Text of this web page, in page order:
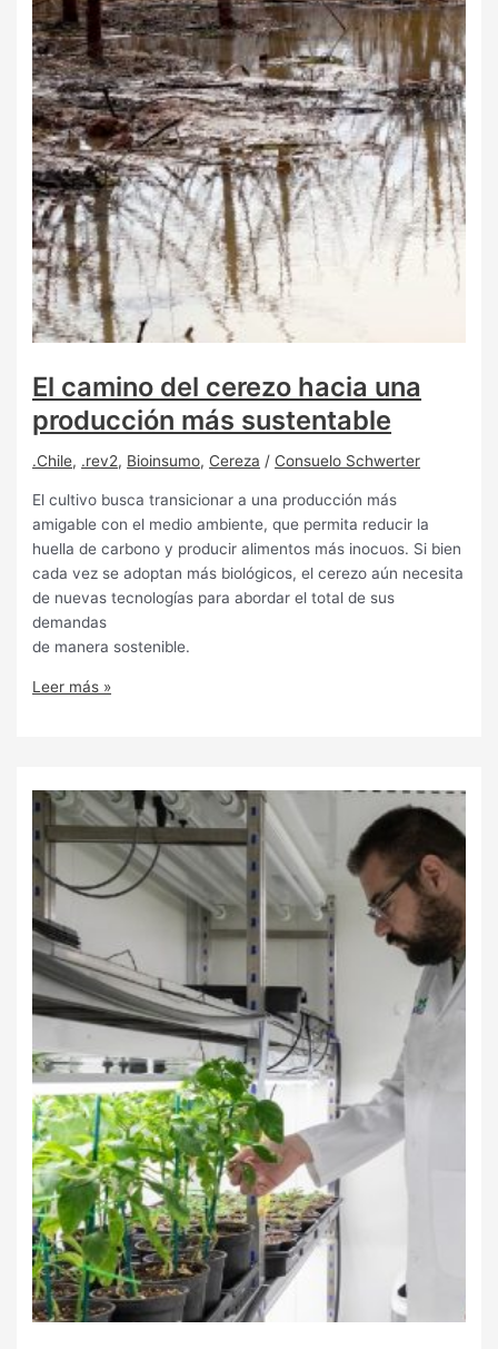
El camino del cerezo hacia una
producción más sustentable
.Chile, .rev2, Bioinsumo, Cereza / Consuelo Schwerter
El cultivo busca transicionar a una producción más
amigable con el medio ambiente, que permita reducir la
huella de carbono y producir alimentos más inocuos. Si bien
cada vez se adoptan más biológicos, el cerezo aún necesita
de nuevas tecnologías para abordar el total de sus
demandas
de manera sostenible.
Leer más »